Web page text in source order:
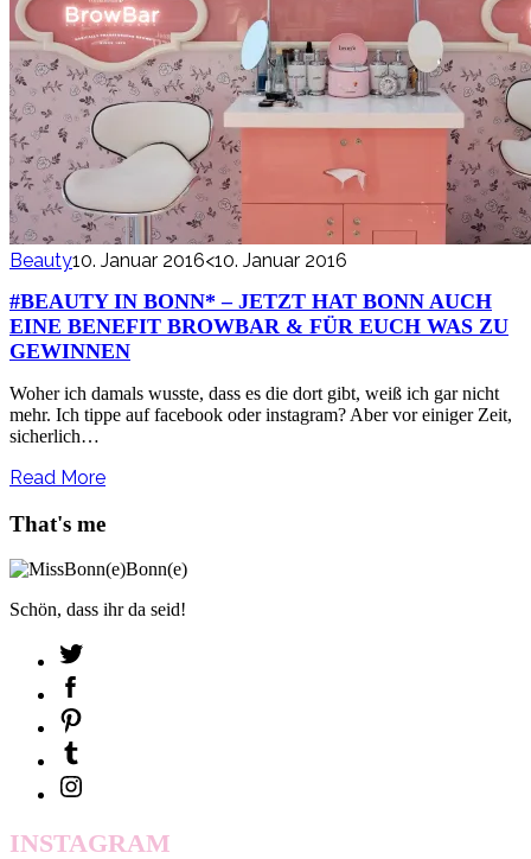
Beauty10. Januar 2016<10. Januar 2016
#BEAUTY IN BONN* – JETZT HAT BONN AUCH
EINE BENEFIT BROWBAR & FÜR EUCH WAS ZU
GEWINNEN
Woher ich damals wusste, dass es die dort gibt, weiß ich gar nicht
mehr. Ich tippe auf facebook oder instagram? Aber vor einiger Zeit,
sicherlich…
Read More
That's me
Schön, dass ihr da seid!
INSTAGRAM